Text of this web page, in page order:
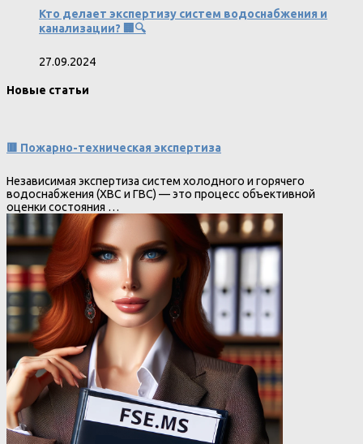
Кто делает экспертизу систем водоснабжения и
канализации? 🏢🔍
27.09.2024
Новые статьи
🟥 Пожарно-техническая экспертиза
Независимая экспертиза систем холодного и горячего
водоснабжения (ХВС и ГВС) — это процесс объективной
оценки состояния …